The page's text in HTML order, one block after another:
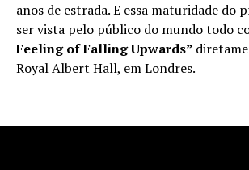
anos de estrada. E essa maturidade do
ser vista pelo público do mundo todo
Feeling of Falling Upwards”
Royal Albert Hall, em Londres.